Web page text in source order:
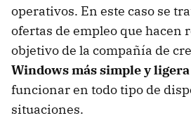
operativos. En este caso se
ofertas de empleo que hacen
objetivo de la compañía de
Windows más simple y ligera
funcionar en todo tipo de
situaciones.